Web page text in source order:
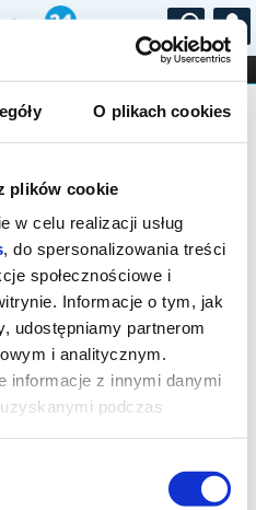
O plikach cookies
plików cookie
w celu realizacji usług
, do spersonalizowania treści
społecznościowe i
Informacje o tym, jak
udostępniamy partnerom
i analitycznym.
informacje z innymi danymi
podczas
...
STAND-UP
na wydarzenie